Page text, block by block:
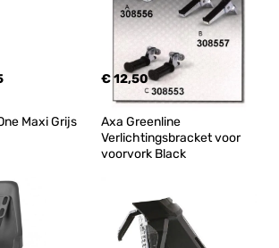
€ 12,50
Maxi Grijs
Axa Greenline
Verlichtingsbracket voor
voorvork Black